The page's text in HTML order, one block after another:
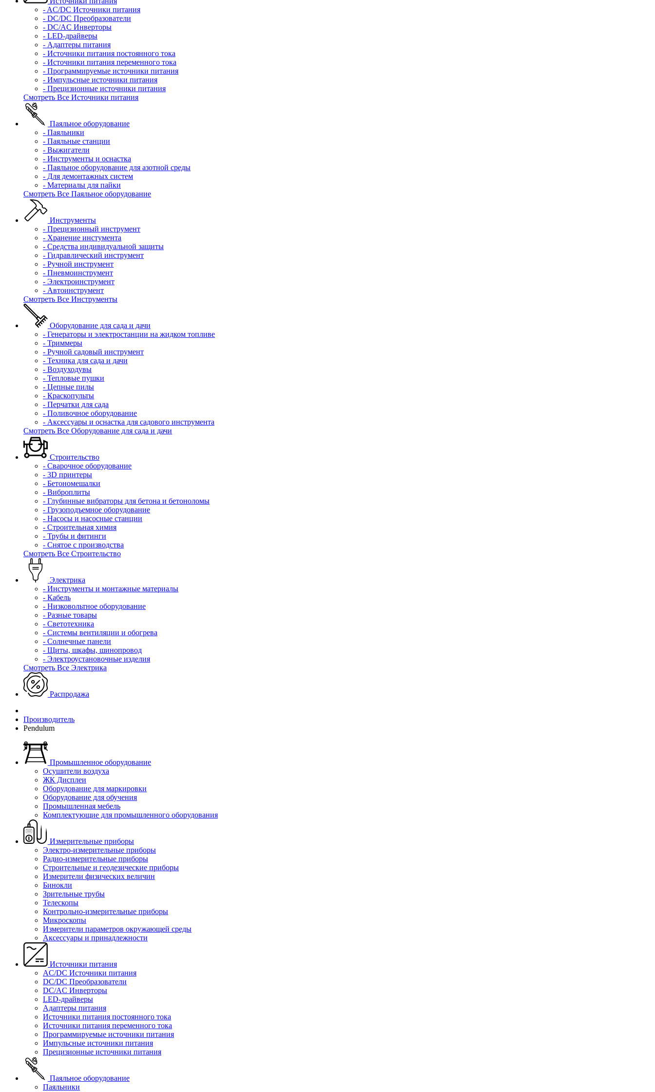
- AC/DC Источники питания
- DC/DC Преобразователи
- DC/AC Инверторы
- LED-драйверы
- Адаптеры питания
- Источники питания постоянного тока
- Источники питания переменного тока
- Программируемые источники питания
- Импульсные источники питания
- Прецизионные источники питания
Смотреть Все Источники питания
Паяльное оборудование
- Паяльники
- Паяльные станции
- Выжигатели
- Инструменты и оснастка
- Паяльное оборудование для азотной среды
- Для демонтажных систем
- Материалы для пайки
Смотреть Все Паяльное оборудование
Инструменты
- Прецизионный инструмент
- Хранение инстумента
- Средства индивидуальной защиты
- Гидравлический инструмент
- Ручной инструмент
- Пневмоинструмент
- Электроинструмент
- Автоинструмент
Смотреть Все Инструменты
Оборудование для сада и дачи
- Генераторы и электростанции на жидком топливе
- Триммеры
- Ручной садовый инструмент
- Техника для сада и дачи
- Воздуходувы
- Тепловые пушки
- Цепные пилы
- Краскопульты
- Перчатки для сада
- Поливочное оборудование
- Аксессуары и оснастка для садового инструмента
Смотреть Все Оборудование для сада и дачи
Строительство
- Сварочное оборудование
- 3D принтеры
- Бетономешалки
- Виброплиты
- Глубинные вибраторы для бетона и бетоноломы
- Грузоподъемное оборудование
- Насосы и насосные станции
- Строительная химия
- Трубы и фитинги
- Снятое с производства
Смотреть Все Строительство
Электрика
- Инструменты и монтажные материалы
- Кабель
- Низковольтное оборудование
- Разные товары
- Светотехника
- Системы вентиляции и обогрева
- Солнечные панели
- Щиты, шкафы, шинопровод
- Электроустановочные изделия
Смотреть Все Электрика
Распродажа
Производитель
Pendulum
Промышленное оборудование
Осушители воздуха
ЖК Дисплеи
Оборудование для маркировки
Оборудование для обучения
Промышленная мебель
Комплектующие для промышленного оборудования
Измерительные приборы
Электро-измерительные приборы
Радио-измерительные приборы
Строительные и геодезические приборы
Измерители физических величин
Бинокли
Зрительные трубы
Телескопы
Контрольно-измерительные приборы
Микроскопы
Измерители параметров окружающей среды
Аксессуары и принадлежности
Источники питания
AC/DC Источники питания
DC/DC Преобразователи
DC/AC Инверторы
LED-драйверы
Адаптеры питания
Источники питания постоянного тока
Источники питания переменного тока
Программируемые источники питания
Импульсные источники питания
Прецизионные источники питания
Паяльное оборудование
Паяльники